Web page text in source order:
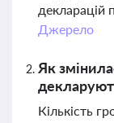
декларацій
Джерело
Як
Кількість